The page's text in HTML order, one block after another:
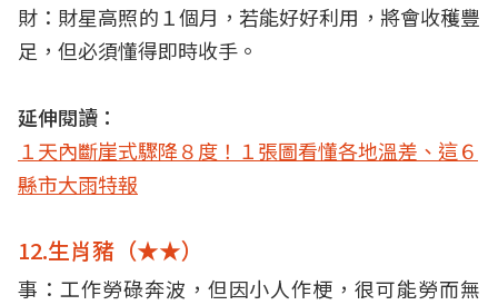
財：財星高照的１個月，若能好好利用，將會收穫豐
足，但必須懂得即時收手。
延伸閱讀：
１天內斷崖式驟降８度！１張圖看懂各地溫差、這６
縣市大雨特報
12.生肖豬（★★）
事：工作勞碌奔波，但因小人作梗，很可能勞而無